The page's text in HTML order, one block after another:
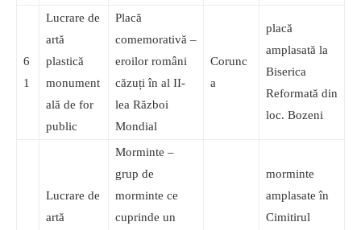
6
1
Lucrare de
artă
plastică
monument
ală de for
public
Placă
comemorativă –
eroilor români
căzuți în al II-
lea Război
Mondial
Corunc
a
placă
amplasată la
Biserica
Reformată din
loc. Bozeni
Lucrare de
artă
Morminte –
grup de
morminte ce
cuprinde un
morminte
amplasate în
Cimitirul